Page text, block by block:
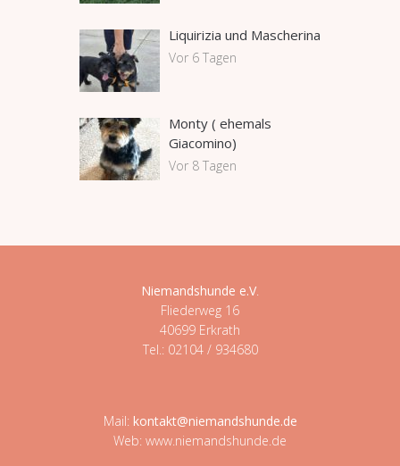
Liquirizia und Mascherina
Vor 6 Tagen
Monty ( ehemals
Giacomino)
Vor 8 Tagen
Niemandshunde e.V.
Fliederweg 16
40699 Erkrath
Tel.: 02104 / 934680
Mail: kontakt@niemandshunde.de
Web: www.niemandshunde.de